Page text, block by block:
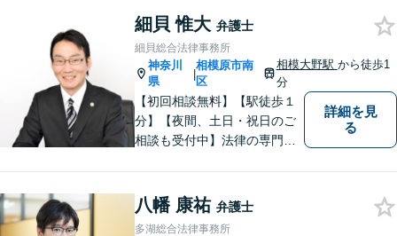
はご相談いただき、今後の進
め方を一緒に考えましょう。
【法テラス利用可】
細貝 惟大 弁護士
細貝総合法律事務所
神奈川
県
|
相模原市南
区
相模大野駅 から徒歩1
分
【初回相談無料】【駅徒歩１
分】【夜間、土日・祝日のご
相談も受付中】法律の専門家
詳細を見
る
八幡 康祐 弁護士
多湖総合法律事務所